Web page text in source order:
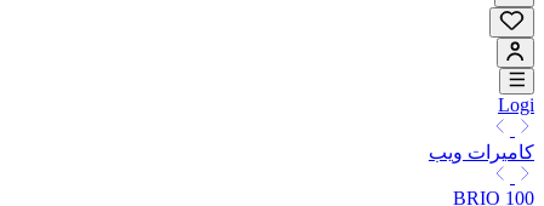
Logi
كاميرات ويب
BRIO 100